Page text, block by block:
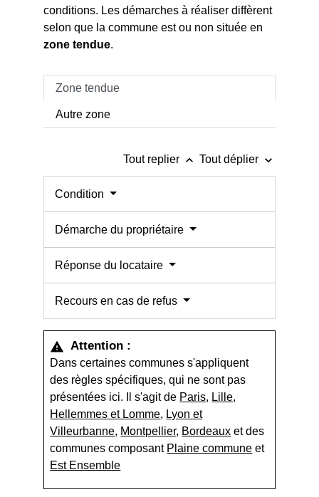
conditions. Les démarches à réaliser diffèrent
selon que la commune est ou non située en
zone tendue.
Zone tendue
Autre zone
Tout replier keyboard_arrow_up Tout déplier keyboard_arrow_down
Condition
Démarche du propriétaire
Réponse du locataire
Recours en cas de refus
warning Attention :
Dans certaines communes s'appliquent
des règles spécifiques, qui ne sont pas
présentées ici. Il s'agit de Paris, Lille,
Hellemmes et Lomme, Lyon et
Villeurbanne, Montpellier, Bordeaux et des
communes composant Plaine commune et
Est Ensemble